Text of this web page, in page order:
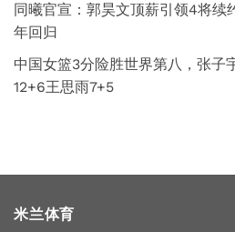
同曦官宣：郭昊文顶薪引领4将续
年回归
中国女篮3分险胜世界第八，张子
12+6王思雨7+5
米兰体育